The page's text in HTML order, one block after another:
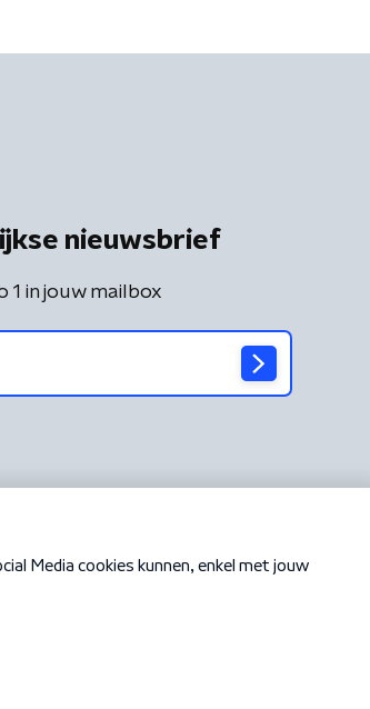
nieuwsbrief
1 in jouw mailbox